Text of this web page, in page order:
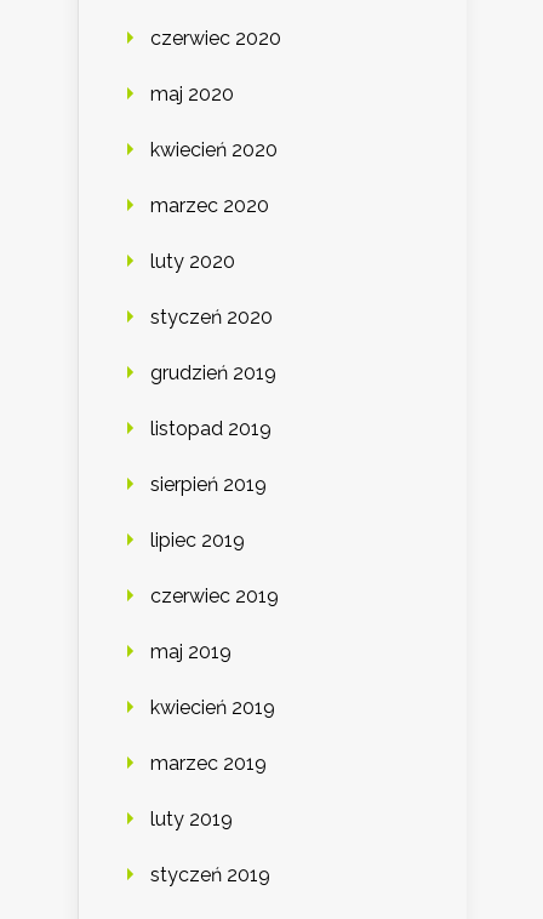
czerwiec 2020
maj 2020
kwiecień 2020
marzec 2020
luty 2020
styczeń 2020
grudzień 2019
listopad 2019
sierpień 2019
lipiec 2019
czerwiec 2019
maj 2019
kwiecień 2019
marzec 2019
luty 2019
styczeń 2019